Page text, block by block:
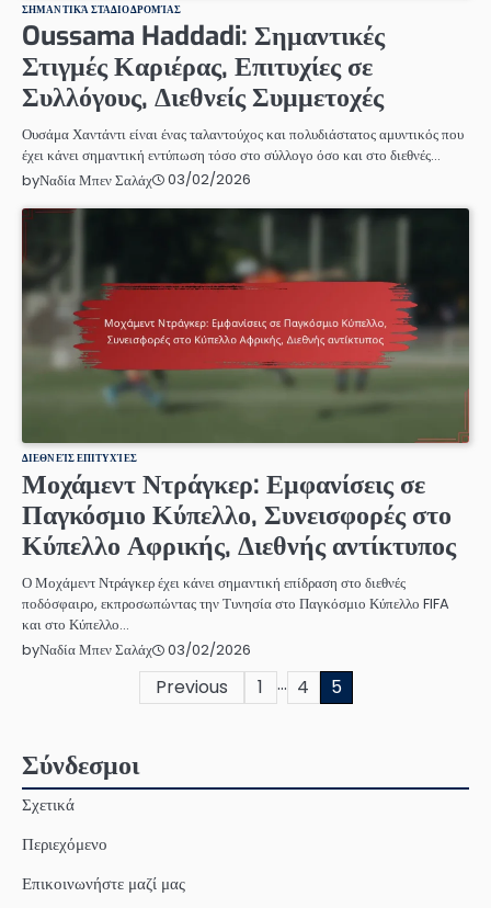
ΣΗΜΑΝΤΙΚΆ ΣΤΑΔΙΟΔΡΟΜΊΑΣ
Oussama Haddadi: Σημαντικές
Στιγμές Καριέρας, Επιτυχίες σε
Συλλόγους, Διεθνείς Συμμετοχές
Ουσάμα Χαντάντι είναι ένας ταλαντούχος και πολυδιάστατος αμυντικός που
έχει κάνει σημαντική εντύπωση τόσο στο σύλλογο όσο και στο διεθνές…
byΝαδία Μπεν Σαλάχ 03/02/2026
ΔΙΕΘΝΕΊΣ ΕΠΙΤΥΧΊΕΣ
Μοχάμεντ Ντράγκερ: Εμφανίσεις σε
Παγκόσμιο Κύπελλο, Συνεισφορές στο
Κύπελλο Αφρικής, Διεθνής αντίκτυπος
Ο Μοχάμεντ Ντράγκερ έχει κάνει σημαντική επίδραση στο διεθνές
ποδόσφαιρο, εκπροσωπώντας την Τυνησία στο Παγκόσμιο Κύπελλο FIFA
και στο Κύπελλο…
byΝαδία Μπεν Σαλάχ 03/02/2026
Previous 1 … 4 5
Σύνδεσμοι
Σχετικά
Περιεχόμενο
Επικοινωνήστε μαζί μας